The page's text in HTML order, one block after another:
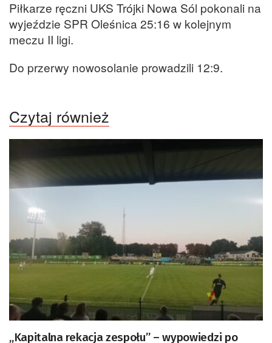
Piłkarze ręczni UKS Trójki Nowa Sól pokonali na
wyjeździe SPR Oleśnica 25:16 w kolejnym
meczu II ligi.
Do przerwy nowosolanie prowadzili 12:9.
Czytaj również
„Kapitalna rekacja zespołu” – wypowiedzi po